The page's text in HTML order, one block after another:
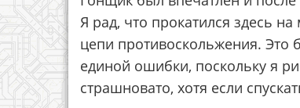
Я рад, что прокатился здесь
цепи противоскольжения. Это
единой ошибки, поскольку я
страшновато, хотя если